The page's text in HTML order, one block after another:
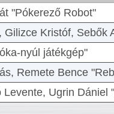
"Pókerező Robot"
Gilizce Kristóf, Sebők
nyúl játékgép"
Remete Bence
Levente, Ugrin Dániel